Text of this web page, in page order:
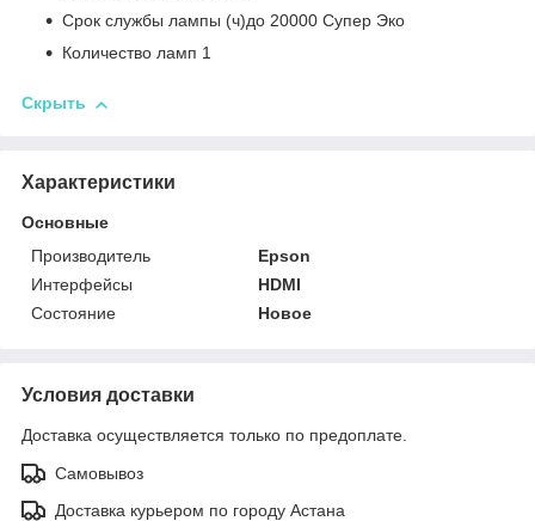
Срок службы лампы (ч)до 20000 Супер Эко
Количество ламп 1
Скрыть
Характеристики
Основные
Производитель
Epson
Интерфейсы
HDMI
Состояние
Новое
Условия доставки
Доставка осуществляется только по предоплате.
Самовывоз
Доставка курьером по городу Астана